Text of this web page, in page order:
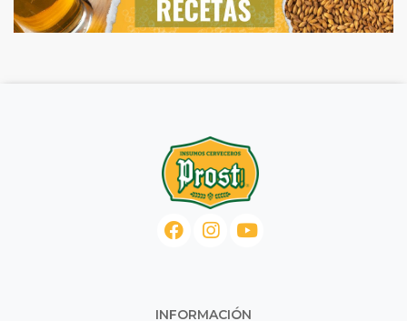
INFORMACIÓN